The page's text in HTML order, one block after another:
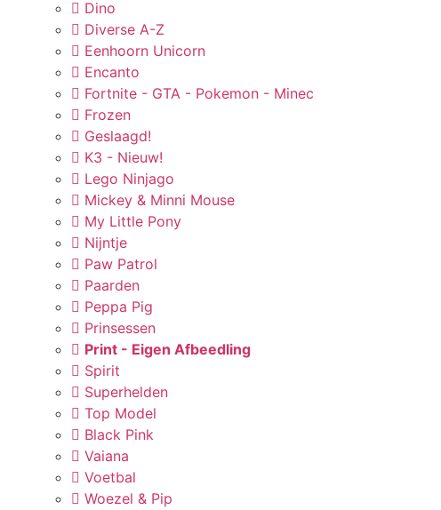
Dino
Diverse A-Z
Eenhoorn Unicorn
Encanto
Fortnite - GTA - Pokemon - Minec
Frozen
Geslaagd!
K3 - Nieuw!
Lego Ninjago
Mickey & Minni Mouse
My Little Pony
Nijntje
Paw Patrol
Paarden
Peppa Pig
Prinsessen
Print - Eigen Afbeedling
Spirit
Superhelden
Top Model
Black Pink
Vaiana
Voetbal
Woezel & Pip